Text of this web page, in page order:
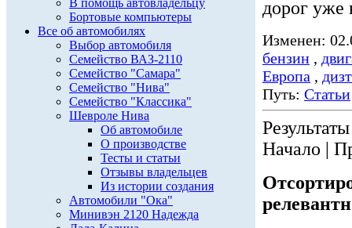
В помощь автовладельцу
Бортовые компьютеры
Все об автомобилях
Выбор автомобиля
Семейство ВАЗ-2110
Семейство "Самара"
Семейство "Нива"
Семейство "Классика"
Шевроле Нива
Об автомобиле
О производстве
Тесты и статьи
Отзывы владельцев
Из истории создания
Автомобили "Ока"
Минивэн 2120 Надежда
дорог уже
Изменен:
бензин ,
Европа ,
Путь: Статьи
Начало |